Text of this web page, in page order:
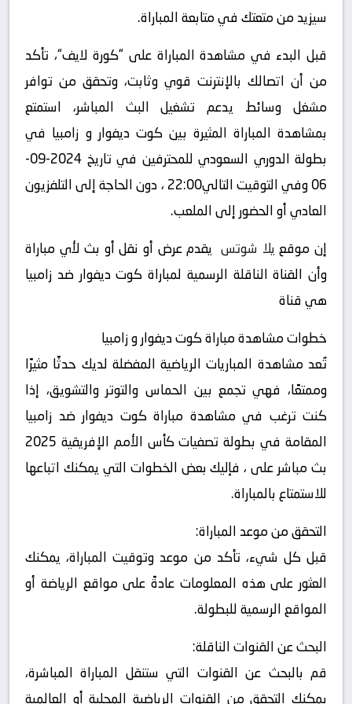
سيزيد من متعتك في متابعة المباراة.
قبل البدء في مشاهدة المباراة على “كورة لايف“، تأكد
من أن اتصالك بالإنترنت قوي وثابت، وتحقق من توافر
مشغل وسائط يدعم تشغيل البث المباشر، استمتع
بمشاهدة المباراة المثيرة بين كوت ديفوار و زامبيا في
بطولة الدوري السعودي للمحترفين في تاريخ 2024-09-
06 وفي التوقيت التالي22:00 ، دون الحاجة إلى التلفزيون
العادي أو الحضور إلى الملعب.
إن موقع يلا شوتسيقدم عرض أو نقل أو بث لأي مباراة
وأن القناة الناقلة الرسمية لمباراة كوت ديفوار ضد زامبيا
هي قناة
خطوات مشاهدة مباراة كوت ديفوار و زامبيا
تُعد مشاهدة المباريات الرياضية المفضلة لديك حدثًا مثيرًا
وممتعًا، فهي تجمع بين الحماس والتوتر والتشويق، إذا
كنت ترغب في مشاهدة مباراة كوت ديفوار ضد زامبيا
المقامة في بطولة تصفيات كأس الأمم الإفريقية 2025
بث مباشر على ، فإليك بعض الخطوات التي يمكنك اتباعها
للاستمتاع بالمباراة.
التحقق من موعد المباراة:
قبل كل شيء، تأكد من موعد وتوقيت المباراة، يمكنك
العثور على هذه المعلومات عادةً على مواقع الرياضة أو
المواقع الرسمية للبطولة.
البحث عن القنوات الناقلة:
قم بالبحث عن القنوات التي ستنقل المباراة المباشرة،
يمكنك التحقق من القنوات الرياضية المحلية أو العالمية